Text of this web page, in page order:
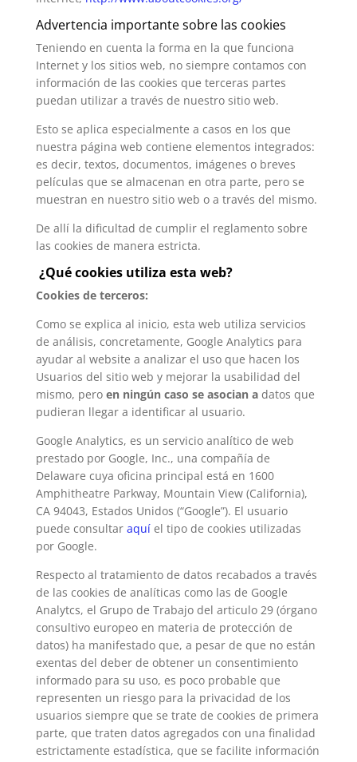
Advertencia importante sobre las cookies
Teniendo en cuenta la forma en la que funciona
Internet y los sitios web, no siempre contamos con
información de las cookies que terceras partes
puedan utilizar a través de nuestro sitio web.
Esto se aplica especialmente a casos en los que
nuestra página web contiene elementos integrados:
es decir, textos, documentos, imágenes o breves
películas que se almacenan en otra parte, pero se
muestran en nuestro sitio web o a través del mismo.
De allí la dificultad de cumplir el reglamento sobre
las cookies de manera estricta.
¿Qué cookies utiliza esta web?
Cookies de terceros:
Como se explica al inicio, esta web utiliza servicios
de análisis, concretamente, Google Analytics para
ayudar al website a analizar el uso que hacen los
Usuarios del sitio web y mejorar la usabilidad del
mismo, pero en ningún caso se asocian a datos que
pudieran llegar a identificar al usuario.
Google Analytics, es un servicio analítico de web
prestado por Google, Inc., una compañía de
Delaware cuya oficina principal está en 1600
Amphitheatre Parkway, Mountain View (California),
CA 94043, Estados Unidos (“Google”). El usuario
puede consultar aquíel tipo de cookies utilizadas
por Google.
Respecto al tratamiento de datos recabados a través
de las cookies de analíticas como las de Google
Analytcs, el Grupo de Trabajo del articulo 29 (órgano
consultivo europeo en materia de protección de
datos) ha manifestado que, a pesar de que no están
exentas del deber de obtener un consentimiento
informado para su uso, es poco probable que
representen un riesgo para la privacidad de los
usuarios siempre que se trate de cookies de primera
parte, que traten datos agregados con una finalidad
estrictamente estadística, que se facilite información